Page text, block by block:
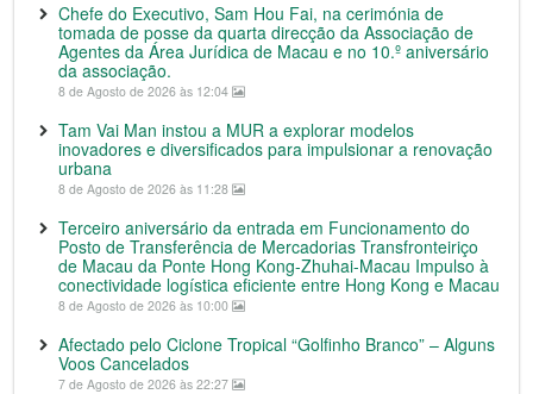
Chefe do Executivo, Sam Hou Fai, na cerimónia de
tomada de posse da quarta direcção da Associação de
Agentes da Área Jurídica de Macau e no 10.º aniversário
da associação.
8 de Agosto de 2026 às 12:04
Tam Vai Man instou a MUR a explorar modelos
inovadores e diversificados para impulsionar a renovação
urbana
8 de Agosto de 2026 às 11:28
Terceiro aniversário da entrada em Funcionamento do
Posto de Transferência de Mercadorias Transfronteiriço
de Macau da Ponte Hong Kong-Zhuhai-Macau Impulso à
conectividade logística eficiente entre Hong Kong e Macau
8 de Agosto de 2026 às 10:00
Afectado pelo Ciclone Tropical “Golfinho Branco” – Alguns
Voos Cancelados
7 de Agosto de 2026 às 22:27